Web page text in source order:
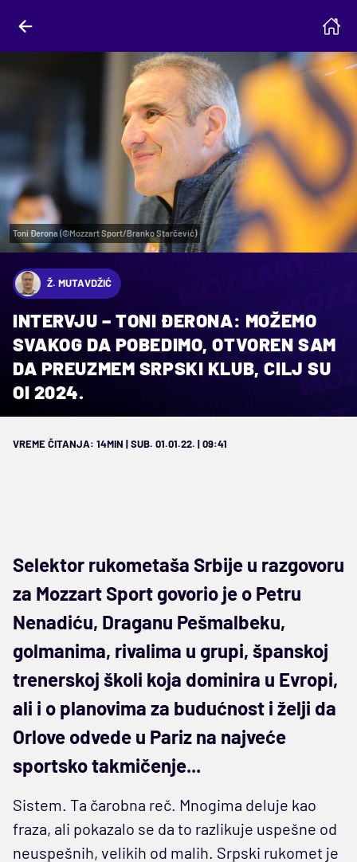
Toni Đerona (©Mozzart Sport/Branko Starčević)
Ž. MUTAVDŽIĆ
INTERVJU – TONI ĐERONA: MOŽEMO
SVAKOG DA POBEDIMO, OTVOREN SAM
DA PREUZMEM SRPSKI KLUB, CILJ SU
OI 2024.
VREME ČITANJA: 14MIN | SUB. 01.01.22. | 09:41
Selektor rukometaša Srbije u razgovoru
za Mozzart Sport govorio je o Petru
Nenadiću, Draganu Pešmalbeku,
golmanima, rivalima u grupi, španskoj
trenerskoj školi koja dominira u Evropi,
ali i o planovima za budućnost i želji da
Orlove odvede u Pariz na najveće
sportsko takmičenje...
Sistem. Ta čarobna reč. Mnogima deluje kao
fraza, ali pokazalo se da to razlikuje uspešne od
neuspešnih, velikih od malih. Srpski rukomet je